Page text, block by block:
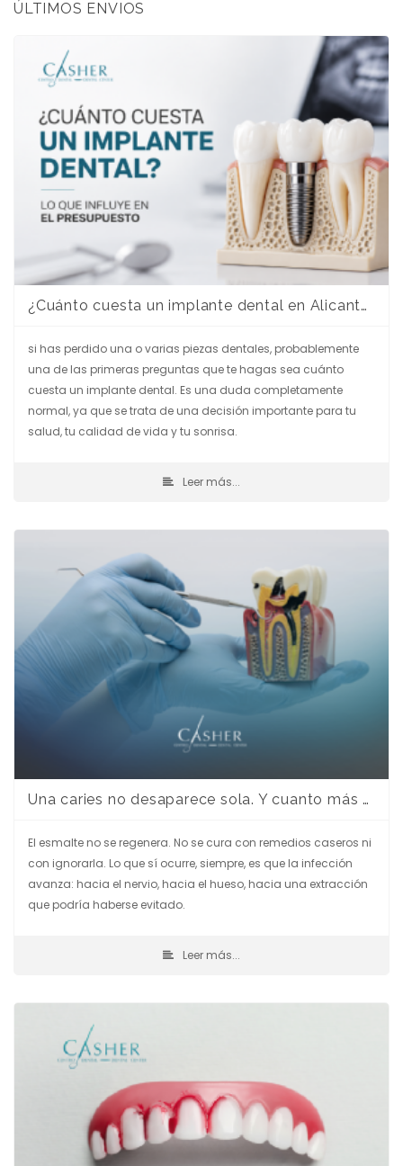
ÚLTIMOS ENVIOS
¿Cuánto cuesta un implante dental en Alicante? Guía completa para entender el presupuesto
si has perdido una o varias piezas dentales, probablemente
una de las primeras preguntas que te hagas sea cuánto
cuesta un implante dental. Es una duda completamente
normal, ya que se trata de una decisión importante para tu
salud, tu calidad de vida y tu sonrisa.
Leer más...
Una caries no desaparece sola. Y cuanto más esperas, más cara sale.
El esmalte no se regenera. No se cura con remedios caseros ni
con ignorarla. Lo que sí ocurre, siempre, es que la infección
avanza: hacia el nervio, hacia el hueso, hacia una extracción
que podría haberse evitado.
Leer más...